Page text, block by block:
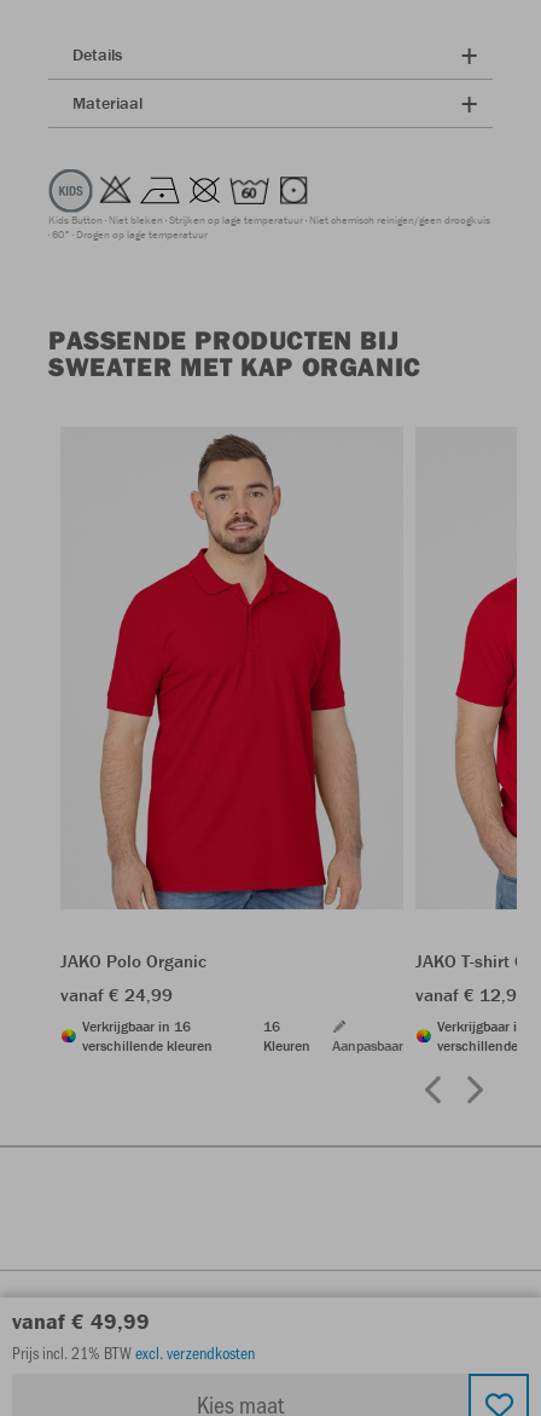
vanaf € 49,99
Prijs incl. 21% BTWexcl. verzendkosten
Kies maat
Details
Materiaal
Kids Button Niet bleken Strijken op lage temperatuur Niet chemisch reinigen/geen droogkuis
60° Drogen op lage temperatuur
PASSENDE PRODUCTEN BIJ
SWEATER MET KAP ORGANIC
JAKO Polo Organic
vanaf € 24,99
Verkrijgbaar in 16
verschillende kleuren
16
Kleuren
Aanpasbaar
JAKO T-shirt
vanaf € 12,99
Verkrijgbaar in
verschillende